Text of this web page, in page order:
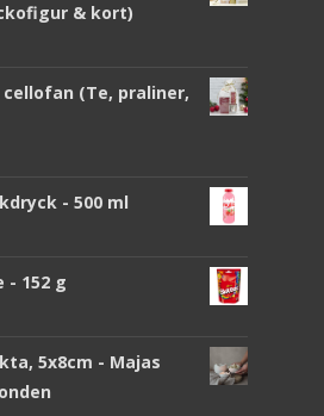
& kort)
cellofan (Te, praliner,
- 500 ml
- 152 g
5x8cm - Majas